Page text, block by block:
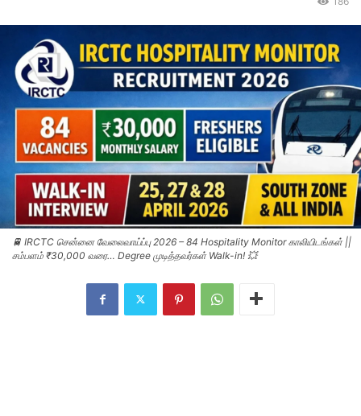
🚆 IRCTC சென்னை வேலைவாய்ப்பு 2026 – 84 Hospitality Monitor காலியிடங்கள் ||
சம்பளம் ₹30,000 வரை… Degree முடித்தவர்கள் Walk-in! 💥